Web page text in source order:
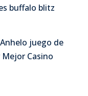
buffalo blitz
juego de
Casino